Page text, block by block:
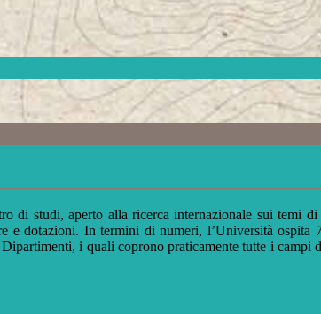
studi, aperto alla ricerca internazionale sui temi di
dotazioni. In termini di numeri, l’Università ospita
i quali coprono praticamente tutte i campi